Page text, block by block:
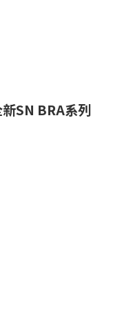
SN BRA系列